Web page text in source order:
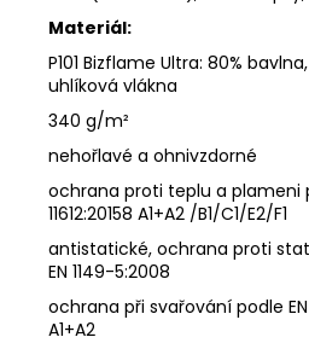
Materiál:
P101 Bizflame Ultra: 80%
uhlíková vlákna
340 g/m²
nehořlavé a ohnivzdorné
ochrana proti teplu a plameni
11612:20158 A1+A2 /B1/C1/E2/F1
antistatické, ochrana proti
EN 1149-5:2008
ochrana při svařování podle EN
A1+A2